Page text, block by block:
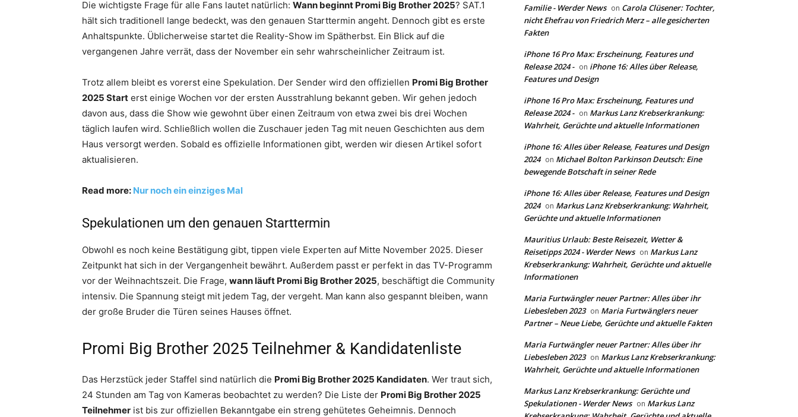
Die wichtigste Frage für alle Fans lautet natürlich: Wann beginnt Promi Big Brother 2025? SAT.1
hält sich traditionell lange bedeckt, was den genauen Starttermin angeht. Dennoch gibt es erste
Anhaltspunkte. Üblicherweise startet die Reality-Show im Spätherbst. Ein Blick auf die
vergangenen Jahre verrät, dass der November ein sehr wahrscheinlicher Zeitraum ist.
Trotz allem bleibt es vorerst eine Spekulation. Der Sender wird den offiziellen Promi Big Brother
2025 Start erst einige Wochen vor der ersten Ausstrahlung bekannt geben. Wir gehen jedoch
davon aus, dass die Show wie gewohnt über einen Zeitraum von etwa zwei bis drei Wochen
täglich laufen wird. Schließlich wollen die Zuschauer jeden Tag mit neuen Geschichten aus dem
Haus versorgt werden. Sobald es offizielle Informationen gibt, werden wir diesen Artikel sofort
aktualisieren.
Read more: Nur noch ein einziges Mal
Spekulationen um den genauen Starttermin
Obwohl es noch keine Bestätigung gibt, tippen viele Experten auf Mitte November 2025. Dieser
Zeitpunkt hat sich in der Vergangenheit bewährt. Außerdem passt er perfekt in das TV-Programm
vor der Weihnachtszeit. Die Frage, wann läuft Promi Big Brother 2025, beschäftigt die Community
intensiv. Die Spannung steigt mit jedem Tag, der vergeht. Man kann also gespannt bleiben, wann
der große Bruder die Türen seines Hauses öffnet.
Promi Big Brother 2025 Teilnehmer & Kandidatenliste
Das Herzstück jeder Staffel sind natürlich die Promi Big Brother 2025 Kandidaten. Wer traut sich,
24 Stunden am Tag von Kameras beobachtet zu werden? Die Liste der Promi Big Brother 2025
Teilnehmer ist bis zur offiziellen Bekanntgabe ein streng gehütetes Geheimnis. Dennoch
Familie - Werder News on Carola Clüsener: Tochter,
nicht Ehefrau von Friedrich Merz – alle gesicherten
Fakten
iPhone 16 Pro Max: Erscheinung, Features und
Release 2024 - on iPhone 16: Alles über Release,
Features und Design
iPhone 16 Pro Max: Erscheinung, Features und
Release 2024 - on Markus Lanz Krebserkrankung:
Wahrheit, Gerüchte und aktuelle Informationen
iPhone 16: Alles über Release, Features und Design
2024 on Michael Bolton Parkinson Deutsch: Eine
bewegende Botschaft in seiner Rede
iPhone 16: Alles über Release, Features und Design
2024 on Markus Lanz Krebserkrankung: Wahrheit,
Gerüchte und aktuelle Informationen
Mauritius Urlaub: Beste Reisezeit, Wetter &
Reisetipps 2024 - Werder News on Markus Lanz
Krebserkrankung: Wahrheit, Gerüchte und aktuelle
Informationen
Maria Furtwängler neuer Partner: Alles über ihr
Liebesleben 2023 on Maria Furtwänglers neuer
Partner – Neue Liebe, Gerüchte und aktuelle Fakten
Maria Furtwängler neuer Partner: Alles über ihr
Liebesleben 2023 on Markus Lanz Krebserkrankung:
Wahrheit, Gerüchte und aktuelle Informationen
Markus Lanz Krebserkrankung: Gerüchte und
Spekulationen - Werder News on Markus Lanz